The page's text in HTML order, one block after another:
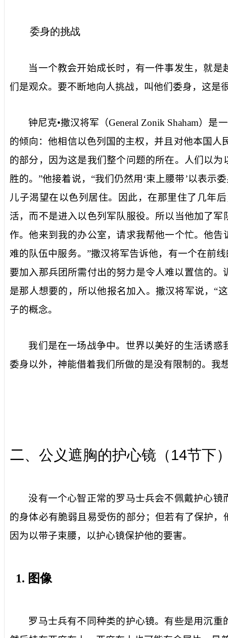
委身的挑战
当一个教会开始成长时，有一件事发生，就
们是观众。要不断地向人挑战，叫他们委身，这是
钟尼克•撒汉将军（General Zonik Shaham）是
的倾向：他相信以色列国的主权，并且对他本国
的部分，因为这是我们整个问题的所在。人们以
胜的。”他接着说，“我们仍然用‘束上腰带’以表示
儿子渴望在以色列居住。因此，在那里住了几年
活，而不是进入以色列军队服役。所以当他加了
作。他来到我的办公室，请求我帮他一个忙。他
难的队伍中服务。”撒汉将军告诉他，有一个在前
要加入那兵团所需付出的努力是令人难以置信的
是那人想要的，所以他报名加入。撒汉将军说，
子的概念。
我们是在一场战争中。世界以美好的生活诱
委身以外，神能借着我们所做的是没有限制的。我
二、公义遮胸的护心镜（14节下）
没有一个心智正常的罗马士兵会不佩戴护心
的身体必有脆弱且易受伤的部分；但若有了保护
因为以带子束腰，以护心镜保护他的要害。
1. 图像
罗马士兵有不同种类的护心镜。有些是用沉重